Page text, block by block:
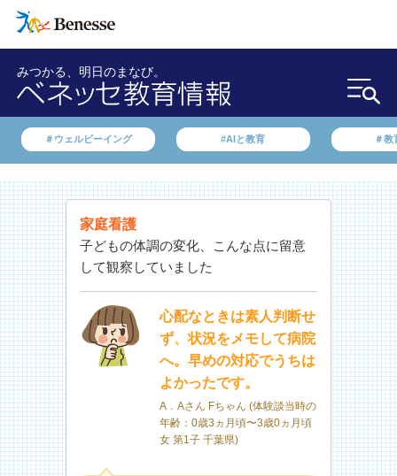
みつかる、明日のまなび。
＃ウェルビーイング #AIと教育 ＃教
家庭看護
子どもの体調の変化、こんな点に留意
して観察していました
心配なときは素人判断せ
ず、状況をメモして病院
へ。早めの対応でうちは
よかったです。
A．Aさん Fちゃん (体験談当時の
年齢：0歳3ヵ月頃〜3歳0ヵ月頃
女 第1子 千葉県)